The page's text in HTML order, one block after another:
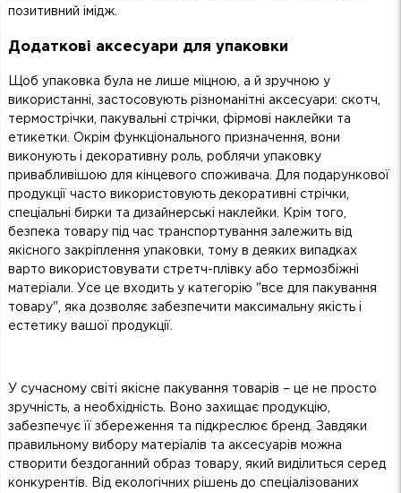
позитивний імідж.
Додаткові аксесуари для упаковки
Щоб упаковка була не лише міцною, а й зручною у
використанні, застосовують різноманітні аксесуари: скотч,
термострічки, пакувальні стрічки, фірмові наклейки та
етикетки. Окрім функціонального призначення, вони
виконують і декоративну роль, роблячи упаковку
привабливішою для кінцевого споживача. Для подарункової
продукції часто використовують декоративні стрічки,
спеціальні бирки та дизайнерські наклейки. Крім того,
безпека товару під час транспортування залежить від
якісного закріплення упаковки, тому в деяких випадках
варто використовувати стретч-плівку або термозбіжні
матеріали. Усе це входить у категорію "все для пакування
товару", яка дозволяє забезпечити максимальну якість і
естетику вашої продукції.
У сучасному світі якісне пакування товарів – це не просто
зручність, а необхідність. Воно захищає продукцію,
забезпечує її збереження та підкреслює бренд. Завдяки
правильному вибору матеріалів та аксесуарів можна
створити бездоганний образ товару, який виділиться серед
конкурентів. Від екологічних рішень до спеціалізованих